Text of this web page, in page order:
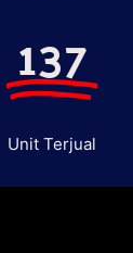
137
Unit Terjual